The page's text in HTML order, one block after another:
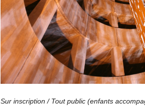
Sur inscription / Tout public (enfants